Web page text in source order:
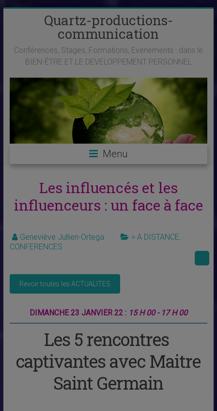
Quartz-productions-
communication
Conférences, Stages, Formations, Evènements : dans le
BIEN-ÊTRE ET LE DEVELOPPEMENT PERSONNEL
Menu
Les influencés et les
influenceurs : un face à face
Geneviève Jullien-Ortega > A DISTANCE,
CONFERENCES
DIMANCHE 23 JANVIER 22 : 15 H 00 - 17 H 00
Les 5 rencontres
captivantes avec Maitre
Saint Germain